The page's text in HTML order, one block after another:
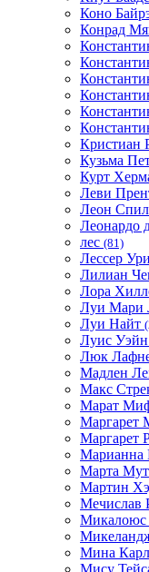
Коно
Конрад
Кристиан
Кузьма
Курт
Леви
Леон
Леонардо
лес (81)
Лессер Ури
Лилиан
Лора
Луи Мари
Луи Найт
Луис Уэйн
Люк
Мадлен
Макс
Марат
Маргарет
Маргарет
Марианна
Марта
Мартин
Мечислав
Микалоюс
Мина